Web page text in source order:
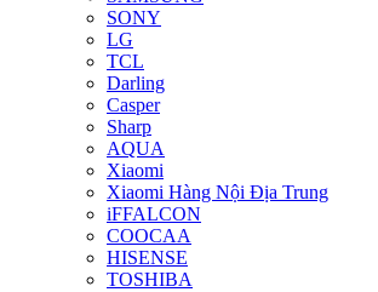
SONY
LG
TCL
Darling
Casper
Sharp
AQUA
Xiaomi
Xiaomi Hàng Nội Địa Trung
iFFALCON
COOCAA
HISENSE
TOSHIBA